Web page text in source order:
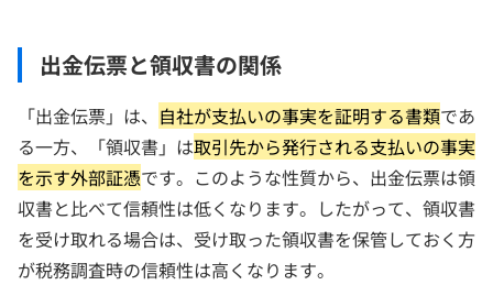
出金伝票と領収書の関係
「出金伝票」は、 自社が支払いの事実を証明する書類であ
る一方、「領収書」は取引先から発行される支払いの事実
を示す外部証憑です。このような性質から、出金伝票は領
収書と比べて信頼性は低くなります。したがって、領収書
を受け取れる場合は、受け取った領収書を保管しておく方
が税務調査時の信頼性は高くなります。